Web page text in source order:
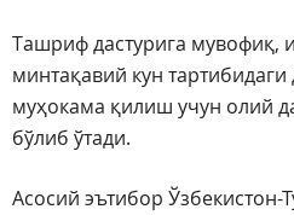
Ташриф дастурига мувофиқ,
минтақавий кун
муҳокама қилиш учун олий
бўлиб ўтади.
Асосий эътибор Ўзбекистон-